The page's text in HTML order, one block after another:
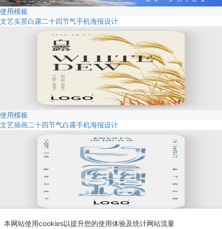
使用模板
文艺实景白露二十四节气手机海报设计
使用模板
文艺插画二十四节气白露手机海报设计
使用模板
本网站使用cookies以提升您的使用体验及统计网站流量